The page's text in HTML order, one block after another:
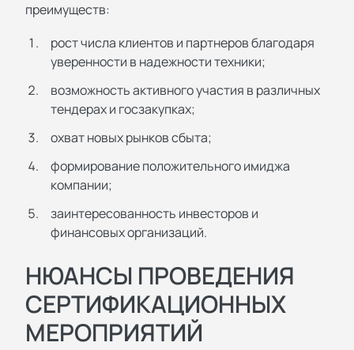
преимуществ:
рост числа клиентов и партнеров благодаря
уверенности в надежности техники;
возможность активного участия в различных
тендерах и госзакупках;
охват новых рынков сбыта;
формирование положительного имиджа
компании;
заинтересованность инвесторов и
финансовых организаций.
НЮАНСЫ ПРОВЕДЕНИЯ
СЕРТИФИКАЦИОННЫХ
МЕРОПРИЯТИЙ